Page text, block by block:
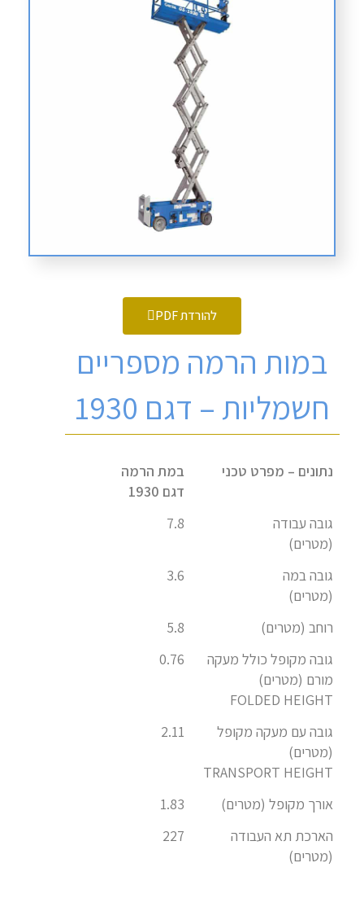
במות הרמה מספריים
חשמליות – דגם 1930
נתונים – מפרט טכני
במת הרמה
דגם 1930
גובה עבודה
(מטרים)
7.8
גובה במה
(מטרים)
3.6
רוחב (מטרים)
5.8
גובה מקופל כולל מעקה
מורם (מטרים)
FOLDED HEIGHT
0.76
גובה עם מעקה מקופל
(מטרים)
TRANSPORT HEIGHT
2.11
אורך מקופל (מטרים)
1.83
הארכת תא העבודה
(מטרים)
227
להורדת PDF